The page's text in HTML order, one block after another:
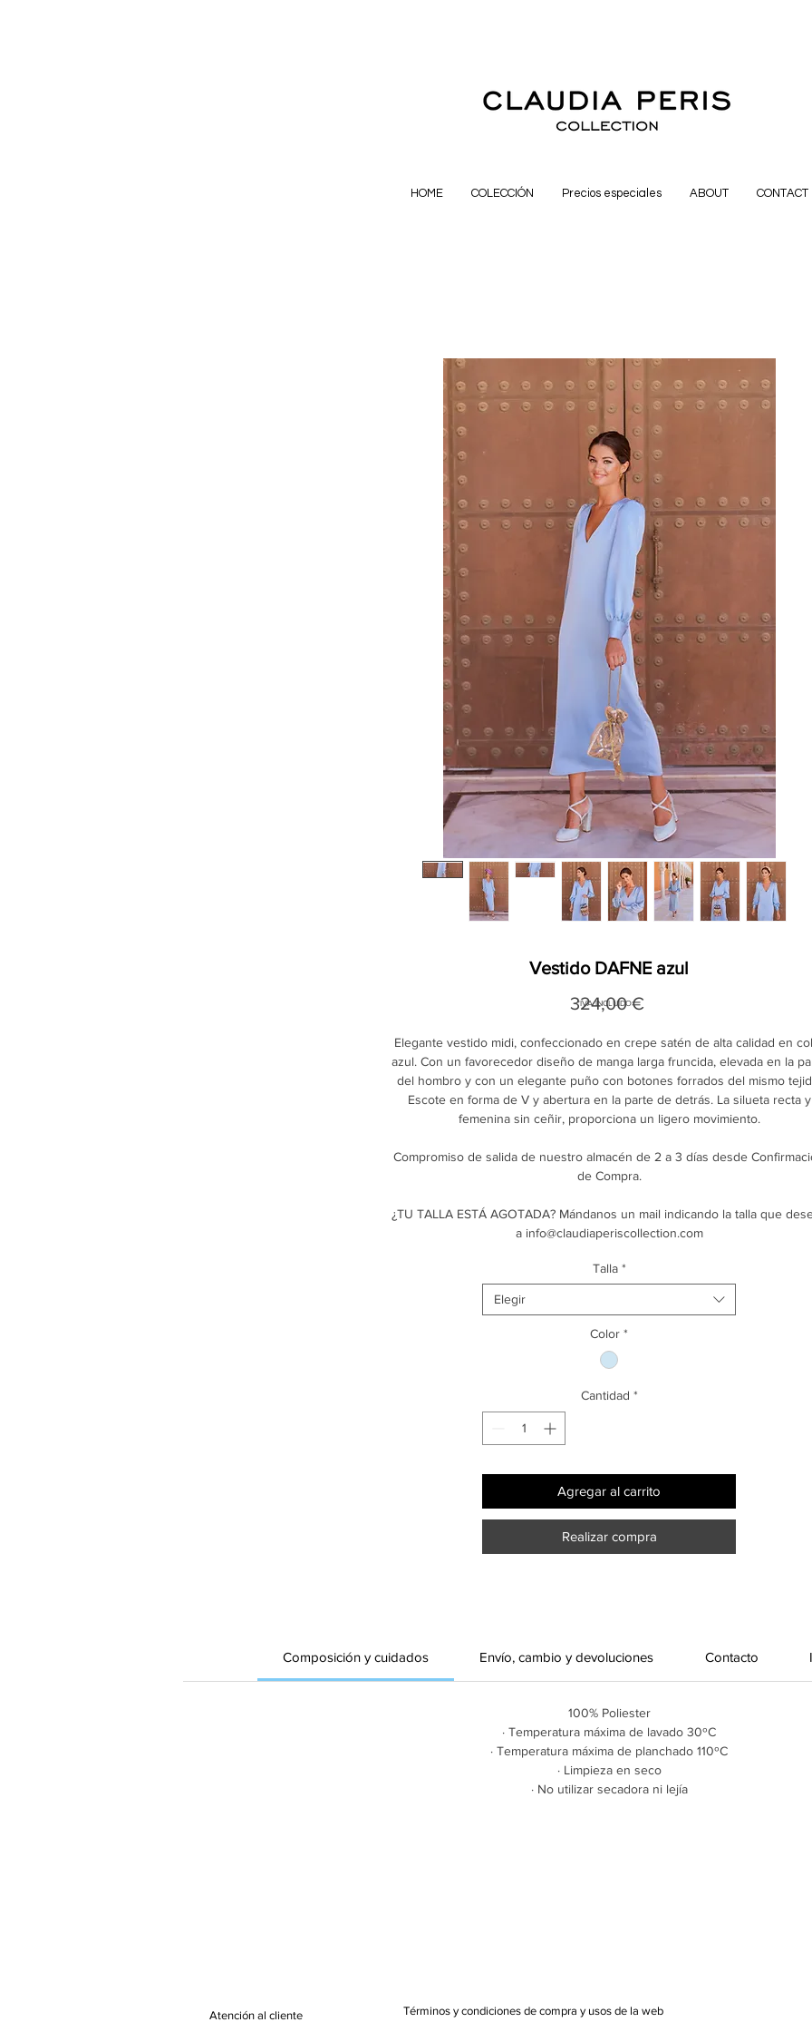
HOME COLECCIÓN Precios especiales ABOUT CONTACT
Vestido DAFNE azul
324,00 €Precio
Elegante vestido midi, confeccionado en crepe satén de alta calidad en
azul. Con un favorecedor diseño de manga larga fruncida, elevada en la
del hombro y con un elegante puño con botones forrados del mismo
Escote en forma de V y abertura en la parte de detrás. La silueta recta y
femenina sin ceñir, proporciona un ligero movimiento.
Compromiso de salida de nuestro almacén de 2 a 3 días desde
de Compra.
¿TU TALLA ESTÁ AGOTADA? Mándanos un mail indicando la talla que
a info@claudiaperiscollection.com
Talla *
Elegir
Color *
Cantidad *
Agregar al carrito
Realizar compra
Composición y cuidados Envío, cambio y devoluciones Contacto
100% Poliester
· Temperatura máxima de lavado 30ºC
· Temperatura máxima de planchado 110ºC
· Limpieza en seco
· No utilizar secadora ni lejía
*IVA INCLUIDO
Atención al cliente Términos y condiciones de compra y usos de la web